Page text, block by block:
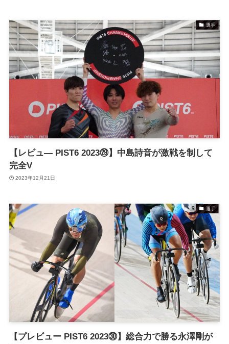
選手
【レビュ― PIST6 2023㉙】中島詩音が激戦を制して
完全V
2023年12月21日
選手
【プレビュー PIST6 2023㉚】総合力で勝る永澤剛が